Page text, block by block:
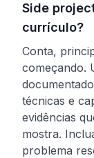
Side
currículo?
Conta,
começando.
técnicas e
evidências
mostra.
problema